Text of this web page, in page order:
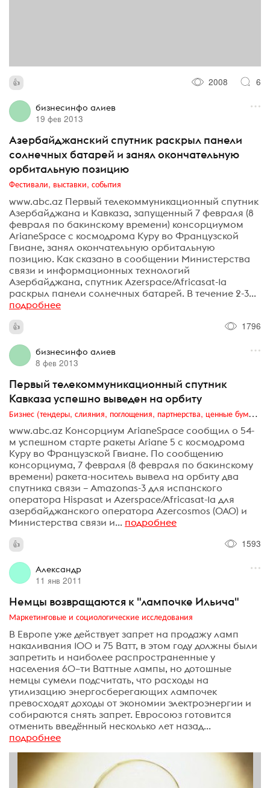
2008 6
бизнесинфо алиев
19 фев 2013
Азербайджанский спутник раскрыл панели
солнечных батарей и занял окончательную
орбитальную позицию
Фестивали, выставки, события
www.abc.az Первый телекоммуникационный спутник
Азербайджана и Кавказа, запущенный 7 февраля (8
февраля по бакинскому времени) консорциумом
ArianeSpace с космодрома Куру во Французской
Гвиане, занял окончательную орбитальную
позицию. Как сказано в сообщении Министерства
связи и информационных технологий
Азербайджана, спутник Azerspace/Africasat-1a
раскрыл панели солнечных батарей. В течение 2-3...
подробнее
1796
бизнесинфо алиев
8 фев 2013
Первый телекоммуникационный спутник
Кавказа успешно выведен на орбиту
Бизнес (тендеры, слияния, поглощения, партнерства, ценные бумаги, акционеры, финансы и отчетность)
www.abc.az Консорциум ArianeSpace сообщил о 54-
м успешном старте ракеты Ariane 5 с космодрома
Куру во Французской Гвиане. По сообщению
консорциума, 7 февраля (8 февраля по бакинскому
времени) ракета-носитель вывела на орбиту два
спутника связи – Amazonas-3 для испанского
оператора Hispasat и Azerspace/Africasat-1a для
азербайджанского оператора Azercosmos (ОАО) и
Министерства связи и... подробнее
1593
Александр
11 янв 2011
Немцы возвращаются к "лампочке Ильича"
Маркетинговые и социологические исследования
В Европе уже действует запрет на продажу ламп
накаливания 100 и 75 Ватт, в этом году должны были
запретить и наиболее распространенные у
населения 60–ти Ваттные лампы, но дотошные
немцы сумели подсчитать, что расходы на
утилизацию энергосберегающих лампочек
превосходят доходы от экономии электроэнергии и
собираются снять запрет. Евросоюз готовится
отменить введённый несколько лет назад...
подробнее